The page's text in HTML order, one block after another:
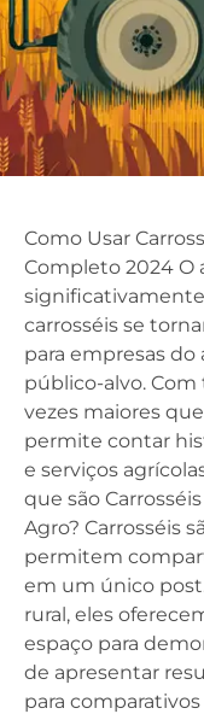
Como Usar
Completo 2024
carrosséis se
para empresas
público-alvo.
vezes maiores
permite contar
e serviços
que são
Agro? Carrosséis
permitem
em um único
rural, eles
espaço para
de apresentar
para